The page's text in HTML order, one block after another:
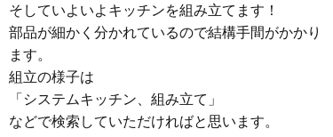
そしていよいよキッチンを組み立てます！
部品が細かく分かれているので結構手間がかかり
ます。
組立の様子は
「システムキッチン、組み立て」
などで検索していただければと思います。